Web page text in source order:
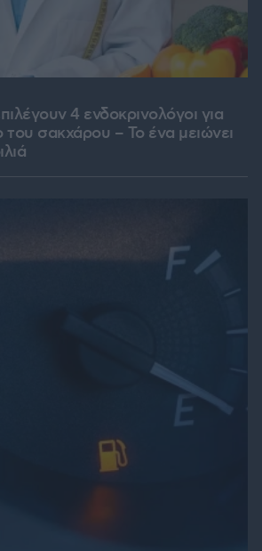
4 ενδοκρινολόγοι για
του σακχάρου – Το ένα μειώνει